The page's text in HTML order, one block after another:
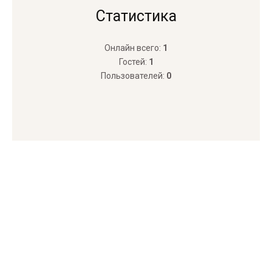
Статистика
Онлайн всего: 1
Гостей: 1
Пользователей: 0